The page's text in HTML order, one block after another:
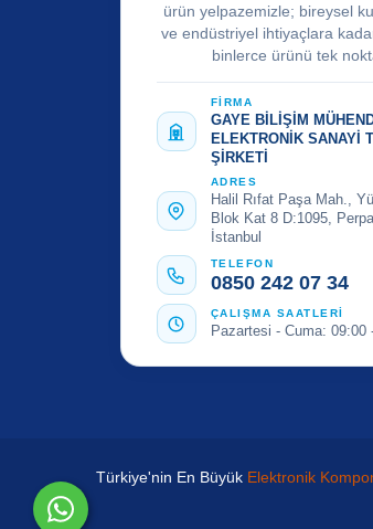
ürün yelpazemizle; bireysel
ve endüstriyel ihtiyaçlara
binlerce ürünü tek
FİRMA
GAYE BİLİŞİM
ELEKTRONİK SANAYİ
ŞİRKETİ
ADRES
Halil Rıfat Paşa Mah.,
Blok Kat 8 D:1095,
İstanbul
TELEFON
0850 242 07 34
ÇALIŞMA SAATLERİ
Pazartesi - Cuma: 09:00
Türkiye'nin En Büyük Elektronik